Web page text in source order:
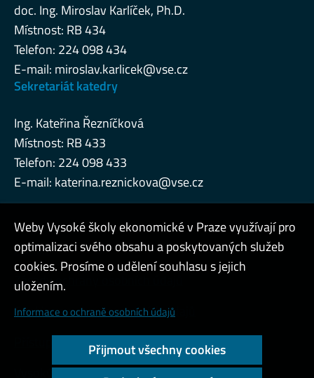
doc. Ing. Miroslav Karlíček, Ph.D.
Místnost: RB 434
Telefon: 224 098 434
E-mail: miroslav.karlicek@vse.cz
Sekretariát katedry
Ing. Kateřina Řezníčková
Místnost: RB 433
Telefon: 224 098 433
E-mail: katerina.reznickova@vse.cz
Admin
Zásady ochrany osobních údajů
Cookies a ochrana osobních údajů
Přístupnost webu
Vysoký kontrast
Weby Vysoké školy ekonomické v Praze využívají pro
optimalizaci svého obsahu a poskytovaných služeb
cookies. Prosíme o udělení souhlasu s jejich
uložením.
Informace o ochraně osobních údajů
Přijmout všechny cookies